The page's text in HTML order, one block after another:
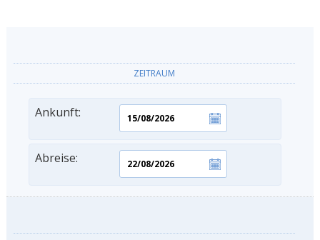
ZEITRAUM
Ankunft:
Abreise: